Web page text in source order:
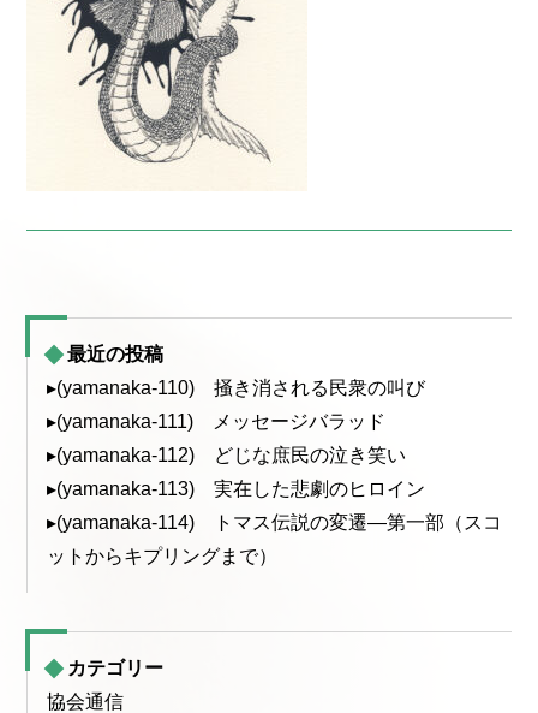
最近の投稿
▸(yamanaka-110) 掻き消される民衆の叫び
▸(yamanaka-111) メッセージバラッド
▸(yamanaka-112) どじな庶民の泣き笑い
▸(yamanaka-113) 実在した悲劇のヒロイン
▸(yamanaka-114) トマス伝説の変遷—第一部（スコ
ットからキプリングまで）
カテゴリー
協会通信